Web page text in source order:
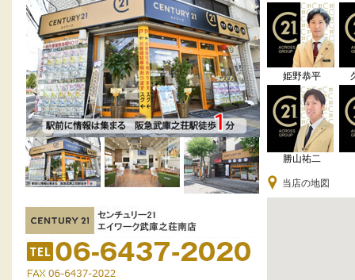
姫野恭平
勝山祐二
当店の地図